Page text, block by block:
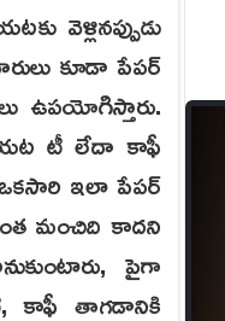
వెళ్లినప్పుడు
కూడా పేపర్
ఉపయోగిస్తారు.
టీ లేదా కాఫీ
ఒకసారి ఇలా పేపర్
మంచిది కాదని
పైగా
కాఫీ తాగడానికి